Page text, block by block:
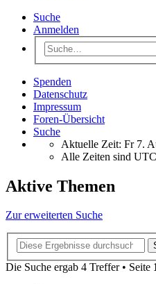
Suche
Anmelden
Spenden
Datenschutz
Impressum
Foren-Übersicht
Suche
Aktuelle Zeit: Fr 7.
Alle Zeiten sind
Aktive Themen
Zur erweiterten Suche
Die Suche ergab 4 Treffer • Seite